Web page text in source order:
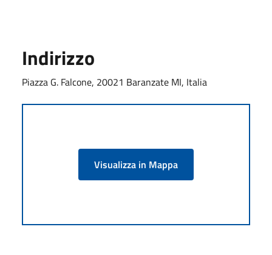
Indirizzo
Piazza G. Falcone, 20021 Baranzate MI, Italia
Visualizza in Mappa